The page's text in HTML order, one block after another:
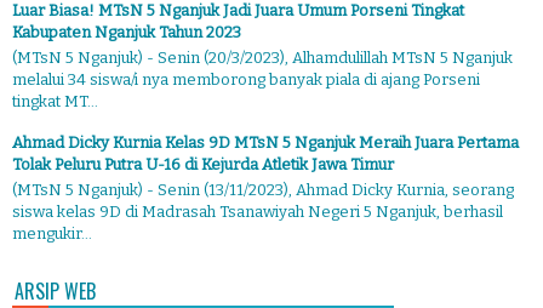
Luar Biasa! MTsN 5 Nganjuk Jadi Juara Umum Porseni Tingkat
Kabupaten Nganjuk Tahun 2023
(MTsN 5 Nganjuk) - Senin (20/3/2023), Alhamdulillah MTsN 5 Nganjuk
melalui 34 siswa/i nya memborong banyak piala di ajang Porseni
tingkat MT...
Ahmad Dicky Kurnia Kelas 9D MTsN 5 Nganjuk Meraih Juara Pertama
Tolak Peluru Putra U-16 di Kejurda Atletik Jawa Timur
(MTsN 5 Nganjuk) - Senin (13/11/2023), Ahmad Dicky Kurnia, seorang
siswa kelas 9D di Madrasah Tsanawiyah Negeri 5 Nganjuk, berhasil
mengukir...
ARSIP WEB